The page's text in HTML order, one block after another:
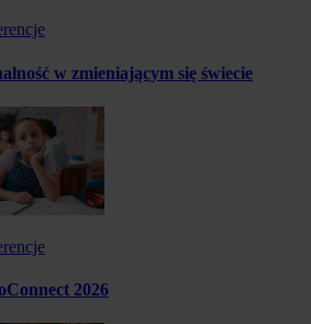
w zmieniającym się świecie
2026